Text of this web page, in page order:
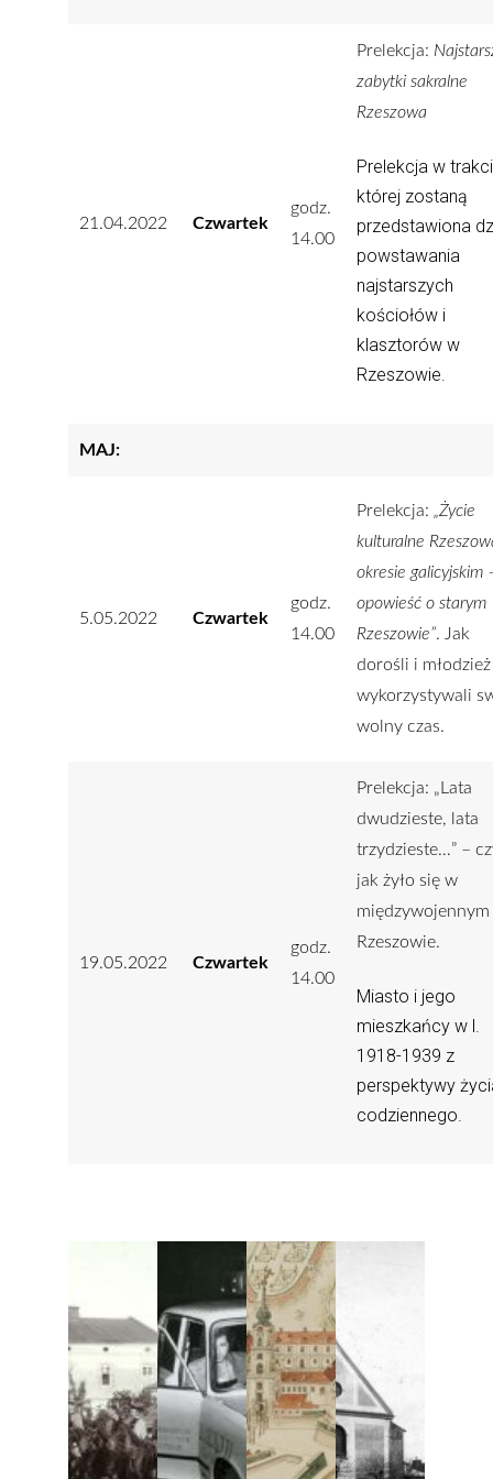
21.04.2022 Czwartek
godz.
14.00
Prelekcja:
zabytki sakralne
Rzeszowa
Prelekcja w
której zostaną
przedstawiona
powstawania
najstarszych
kościołów i
klasztorów w
Rzeszowie.
MAJ:
5.05.2022 Czwartek
godz.
14.00
Prelekcja:„Życie
kulturalne
okresie galicyjskim
opowieść o starym
Rzeszowie”. Jak
dorośli i młodzież
wykorzystywali
wolny czas.
19.05.2022 Czwartek
godz.
14.00
Prelekcja: „Lata
dwudzieste, lata
trzydzieste…” –
jak żyło się w
międzywojennym
Rzeszowie.
Miasto i jego
mieszkańcy w l.
1918-1939 z
perspektywy
codziennego.